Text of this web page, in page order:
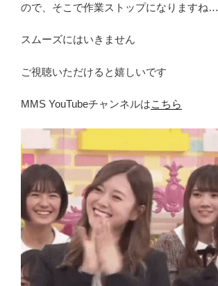
ので、そこで作業ストップになりますね…
スムーズにはいきません
ご視聴いただけると嬉しいです
MMS YouTubeチャンネルはこちら